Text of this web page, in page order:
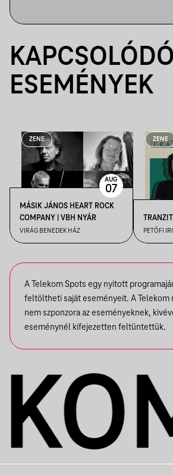
KAPCSOLÓDÓ
ESEMÉNYEK
ZENE
MÁSIK JÁNOS HEART ROCK
COMPANY | VBH NYÁR
VIRÁG BENEDEK HÁZ
AUG
07
ZENE
PETŐFI
A Telekom Spots egy nyitott
feltöltheti saját eseményeit. A Telekom
nem szponzora az eseményeknek,
eseménynél kifejezetten feltüntettük.